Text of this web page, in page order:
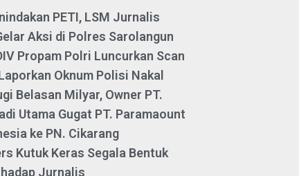
PETI, LSM Jurnalis
Aksi di Polres Sarolangun
Propam Polri Luncurkan Scan
Oknum Polisi Nakal
Belasan Milyar, Owner PT.
Utama Gugat PT. Paramaount
ke PN. Cikarang
Kutuk Keras Segala Bentuk
Jurnalis